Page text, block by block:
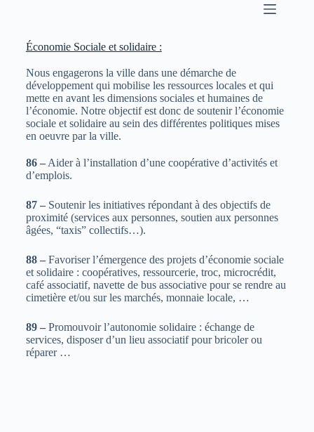
Économie Sociale et solidaire :
Nous engagerons la ville dans une démarche de
développement qui mobilise les ressources locales et qui
mette en avant les dimensions sociales et humaines de
l’économie. Notre objectif est donc de soutenir l’économie
sociale et solidaire au sein des différentes politiques mises
en oeuvre par la ville.
86 – Aider à l’installation d’une coopérative d’activités et
d’emplois.
87 – Soutenir les initiatives répondant à des objectifs de
proximité (services aux personnes, soutien aux personnes
âgées, “taxis” collectifs…).
88 – Favoriser l’émergence des projets d’économie sociale
et solidaire : coopératives, ressourcerie, troc, microcrédit,
café associatif, navette de bus associative pour se rendre au
cimetière et/ou sur les marchés, monnaie locale, …
89 – Promouvoir l’autonomie solidaire : échange de
services, disposer d’un lieu associatif pour bricoler ou
réparer …